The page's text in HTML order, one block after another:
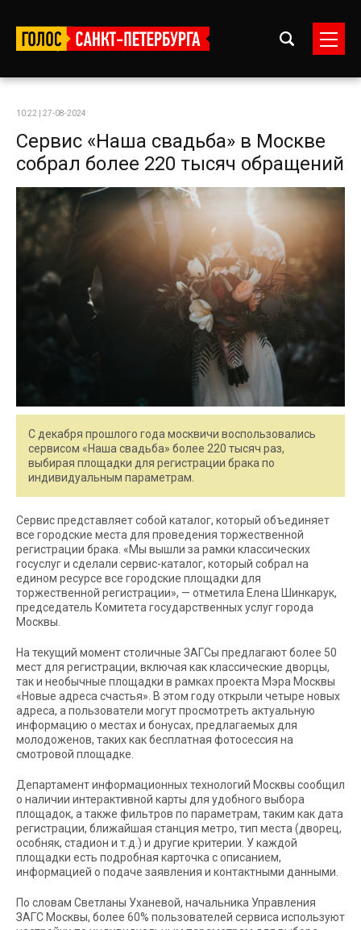
10:22 | 27-08-2024
Сервис «Наша свадьба» в Москве
собрал более 220 тысяч обращений
С декабря прошлого года москвичи воспользовались
сервисом «Наша свадьба» более 220 тысяч раз,
выбирая площадки для регистрации брака по
индивидуальным параметрам.
Сервис представляет собой каталог, который объединяет
все городские места для проведения торжественной
регистрации брака. «Мы вышли за рамки классических
госуслуг и сделали сервис-каталог, который собрал на
едином ресурсе все городские площадки для
торжественной регистрации», — отметила Елена Шинкарук,
председатель Комитета государственных услуг города
Москвы.
На текущий момент столичные ЗАГСы предлагают более 50
мест для регистрации, включая как классические дворцы,
так и необычные площадки в рамках проекта Мэра Москвы
«Новые адреса счастья». В этом году открыли четыре новых
адреса, а пользователи могут просмотреть актуальную
информацию о местах и бонусах, предлагаемых для
молодоженов, таких как бесплатная фотосессия на
смотровой площадке.
Департамент информационных технологий Москвы сообщил
о наличии интерактивной карты для удобного выбора
площадок, а также фильтров по параметрам, таким как дата
регистрации, ближайшая станция метро, тип места (дворец,
особняк, стадион и т.д.) и другие критерии. У каждой
площадки есть подробная карточка с описанием,
информацией о подаче заявления и контактными данными.
По словам Светланы Уханевой, начальника Управления
ЗАГС Москвы, более 60% пользователей сервиса используют